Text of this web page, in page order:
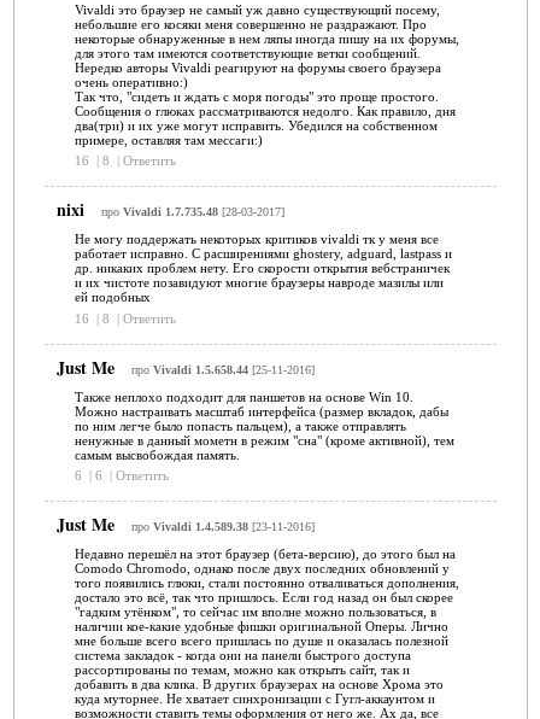
Vivaldi это браузер не самый уж давно существующий посему,
небольшие его косяки меня совершенно не раздражают. Про
некоторые обнаруженные в нем ляпы иногда пишу на их форумы,
для этого там имеются соответствующие ветки сообщений.
Нередко авторы Vivaldi реагируют на форумы своего браузера
очень оперативно:)
Так что, "сидеть и ждать с моря погоды" это проще простого.
Сообщения о глюках рассматриваются недолго. Как правило, дня
два(три) и их уже могут исправить. Убедился на собственном
примере, оставляя там мессаги:)
16
| 8 | Ответить
nixi про Vivaldi 1.7.735.48[28-03-2017]
Не могу поддержать некоторых критиков vivaldi тк у меня все
работает исправно. С расширениями ghostery, adguard, lastpass и
др. никаких проблем нету. Его скорости открытия вебстраничек
и их чистоте позавидуют многие браузеры навроде мазилы или
ей подобных
16
| 8 | Ответить
Just Me про Vivaldi 1.5.658.44[25-11-2016]
Также неплохо подходит для паншетов на основе Win 10.
Можно настраивать масштаб интерфейса (размер вкладок, дабы
по ним легче было попасть пальцем), а также отправлять
ненужные в данный мометн в режим "сна" (кроме активной), тем
самым высвобождая память.
6
| 6 | Ответить
Just Me про Vivaldi 1.4.589.38[23-11-2016]
Недавно перешёл на этот браузер (бета-версию), до этого был на
Comodo Chromodo, однако после двух последних обновлений у
того появились глюки, стали постоянно отваливаться дополнения,
достало это всё, так что пришлось. Если год назад он был скорее
"гадким утёнком", то сейчас им вполне можно пользоваться, в
наличии кое-какие удобные фишки оригинальной Оперы. Лично
мне больше всего всего пришлась по душе и оказалась полезной
система закладок - когда они на панели быстрого доступа
рассортированы по темам, можно как открыть сайт, так и
добавить в два клика. В других браузерах на основе Хрома это
куда муторнее. Не хватает синхронизации с Гугл-аккаунтом и
возможности ставить темы оформления от него же. Ах да, все